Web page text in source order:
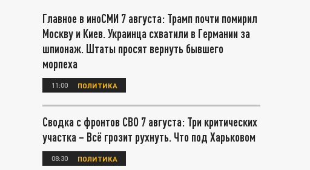
Главное в иноСМИ 7 августа: Трамп почти помирил
Москву и Киев. Украинца схватили в Германии за
шпионаж. Штаты просят вернуть бывшего
морпеха
11:00 ПОЛИТИКА
Сводка с фронтов СВО 7 августа: Три критических
участка – Всё грозит рухнуть. Что под Харьковом
08:30 ПОЛИТИКА